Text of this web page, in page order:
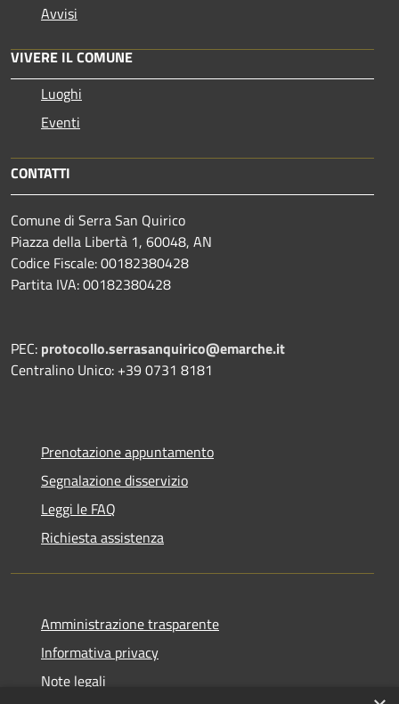
Avvisi
VIVERE IL COMUNE
Luoghi
Eventi
CONTATTI
Comune di Serra San Quirico
Piazza della Libertà 1, 60048, AN
Codice Fiscale: 00182380428
Partita IVA: 00182380428
PEC: protocollo.serrasanquirico@emarche.it
Centralino Unico: +39 0731 8181
Prenotazione appuntamento
Segnalazione disservizio
Leggi le FAQ
Richiesta assistenza
Amministrazione trasparente
Informativa privacy
Note legali